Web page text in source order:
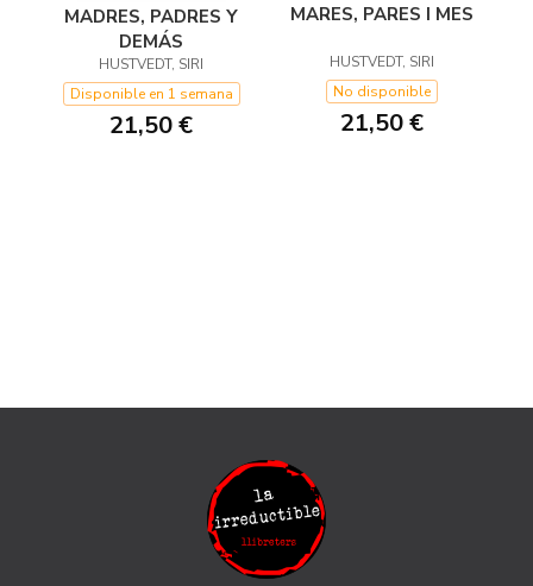
MADRES, PADRES Y
DEMÁS
HUSTVEDT, SIRI
Disponible en 1 semana
21,50 €
MARES, PARES I MES
HUSTVEDT, SIRI
No disponible
21,50 €